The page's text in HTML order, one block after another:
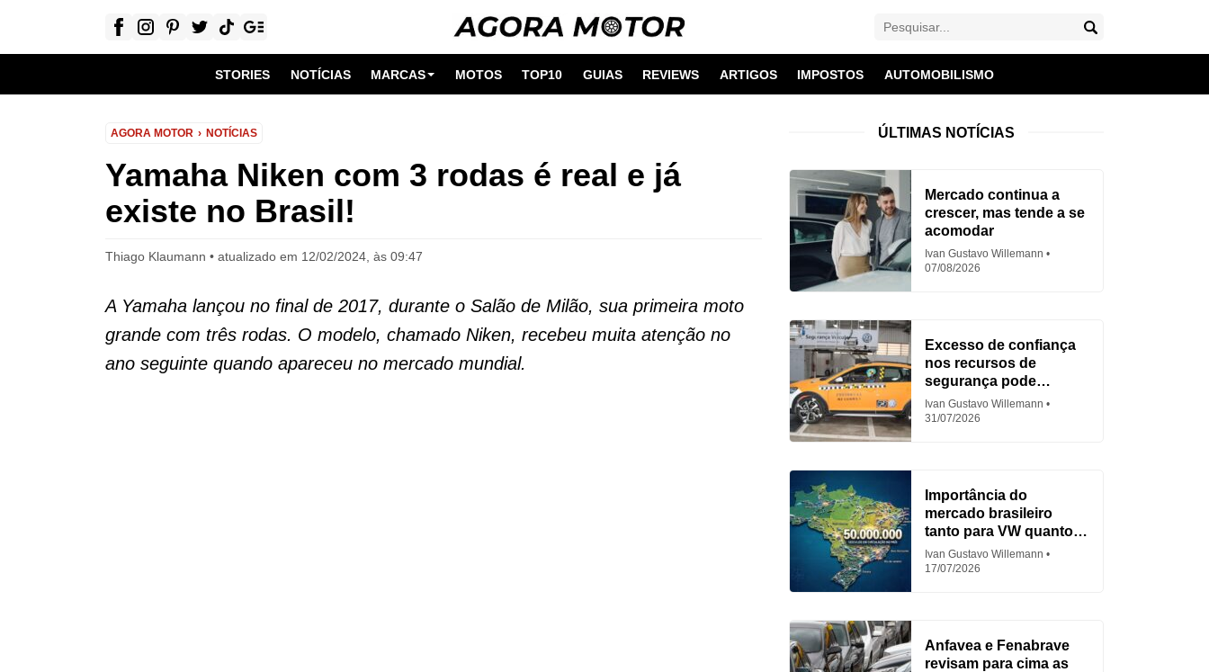
STORIES NOTÍCIAS MARCAS MOTOS TOP10 GUIAS REVIEWS ARTIGOS IMPOSTOS AUTOMOBILISMO
AGORA MOTOR NOTÍCIAS
Yamaha Niken com 3 rodas é real e já
existe no Brasil!
Thiago Klaumann atualizado em 12/02/2024, às 09:47
A Yamaha lançou no final de 2017, durante o Salão de Milão, sua primeira moto
grande com três rodas. O modelo, chamado Niken, recebeu muita atenção no
ano seguinte quando apareceu no mercado mundial.
ÚLTIMAS NOTÍCIAS
Mercado continua a
crescer, mas tende a se
acomodar
Ivan Gustavo Willemann
07/08/2026
Excesso de confiança
nos recursos de
segurança pode
aumentar acidentes
Ivan Gustavo Willemann
31/07/2026
Importância do
mercado brasileiro
tanto para VW quanto
para Fiat
Ivan Gustavo Willemann
17/07/2026
Anfavea e Fenabrave
revisam para cima as